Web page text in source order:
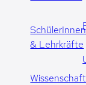
SchülerInnen
& Lehrkräfte